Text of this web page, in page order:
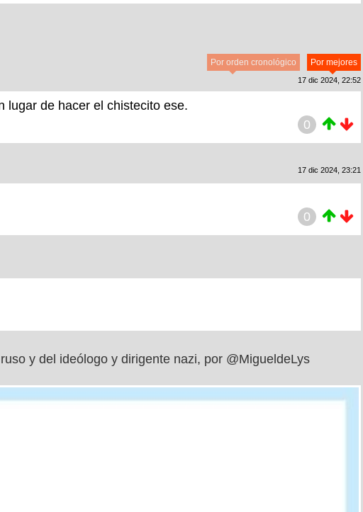
Por mejores
Por orden cronológico
17 dic 2024, 22:52
lugar de hacer el chistecito ese.
0
17 dic 2024, 23:21
0
y del ideólogo y dirigente nazi, por @MigueldeLys